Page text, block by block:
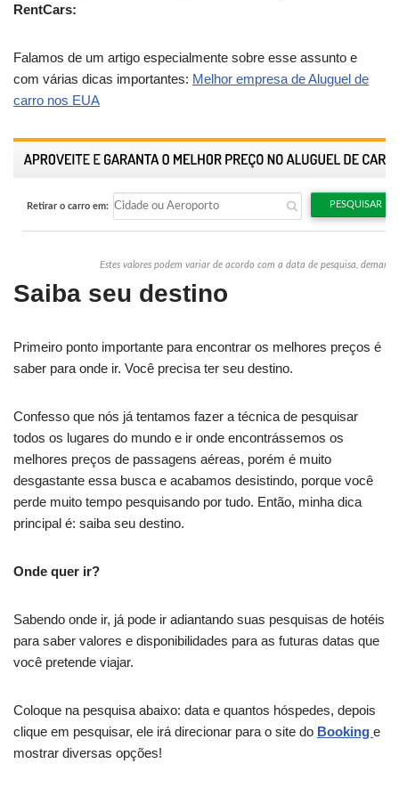
RentCars:
Falamos de um artigo especialmente sobre esse assunto e
com várias dicas importantes: Melhor empresa de Aluguel de
carro nos EUA
Saiba seu destino
Primeiro ponto importante para encontrar os melhores preços é
saber para onde ir. Você precisa ter seu destino.
Confesso que nós já tentamos fazer a técnica de pesquisar
todos os lugares do mundo e ir onde encontrássemos os
melhores preços de passagens aéreas, porém é muito
desgastante essa busca e acabamos desistindo, porque você
perde muito tempo pesquisando por tudo. Então, minha dica
principal é: saiba seu destino.
Onde quer ir?
Sabendo onde ir, já pode ir adiantando suas pesquisas de hotéis
para saber valores e disponibilidades para as futuras datas que
você pretende viajar.
Coloque na pesquisa abaixo: data e quantos hóspedes, depois
clique em pesquisar, ele irá direcionar para o site do Booking e
mostrar diversas opções!